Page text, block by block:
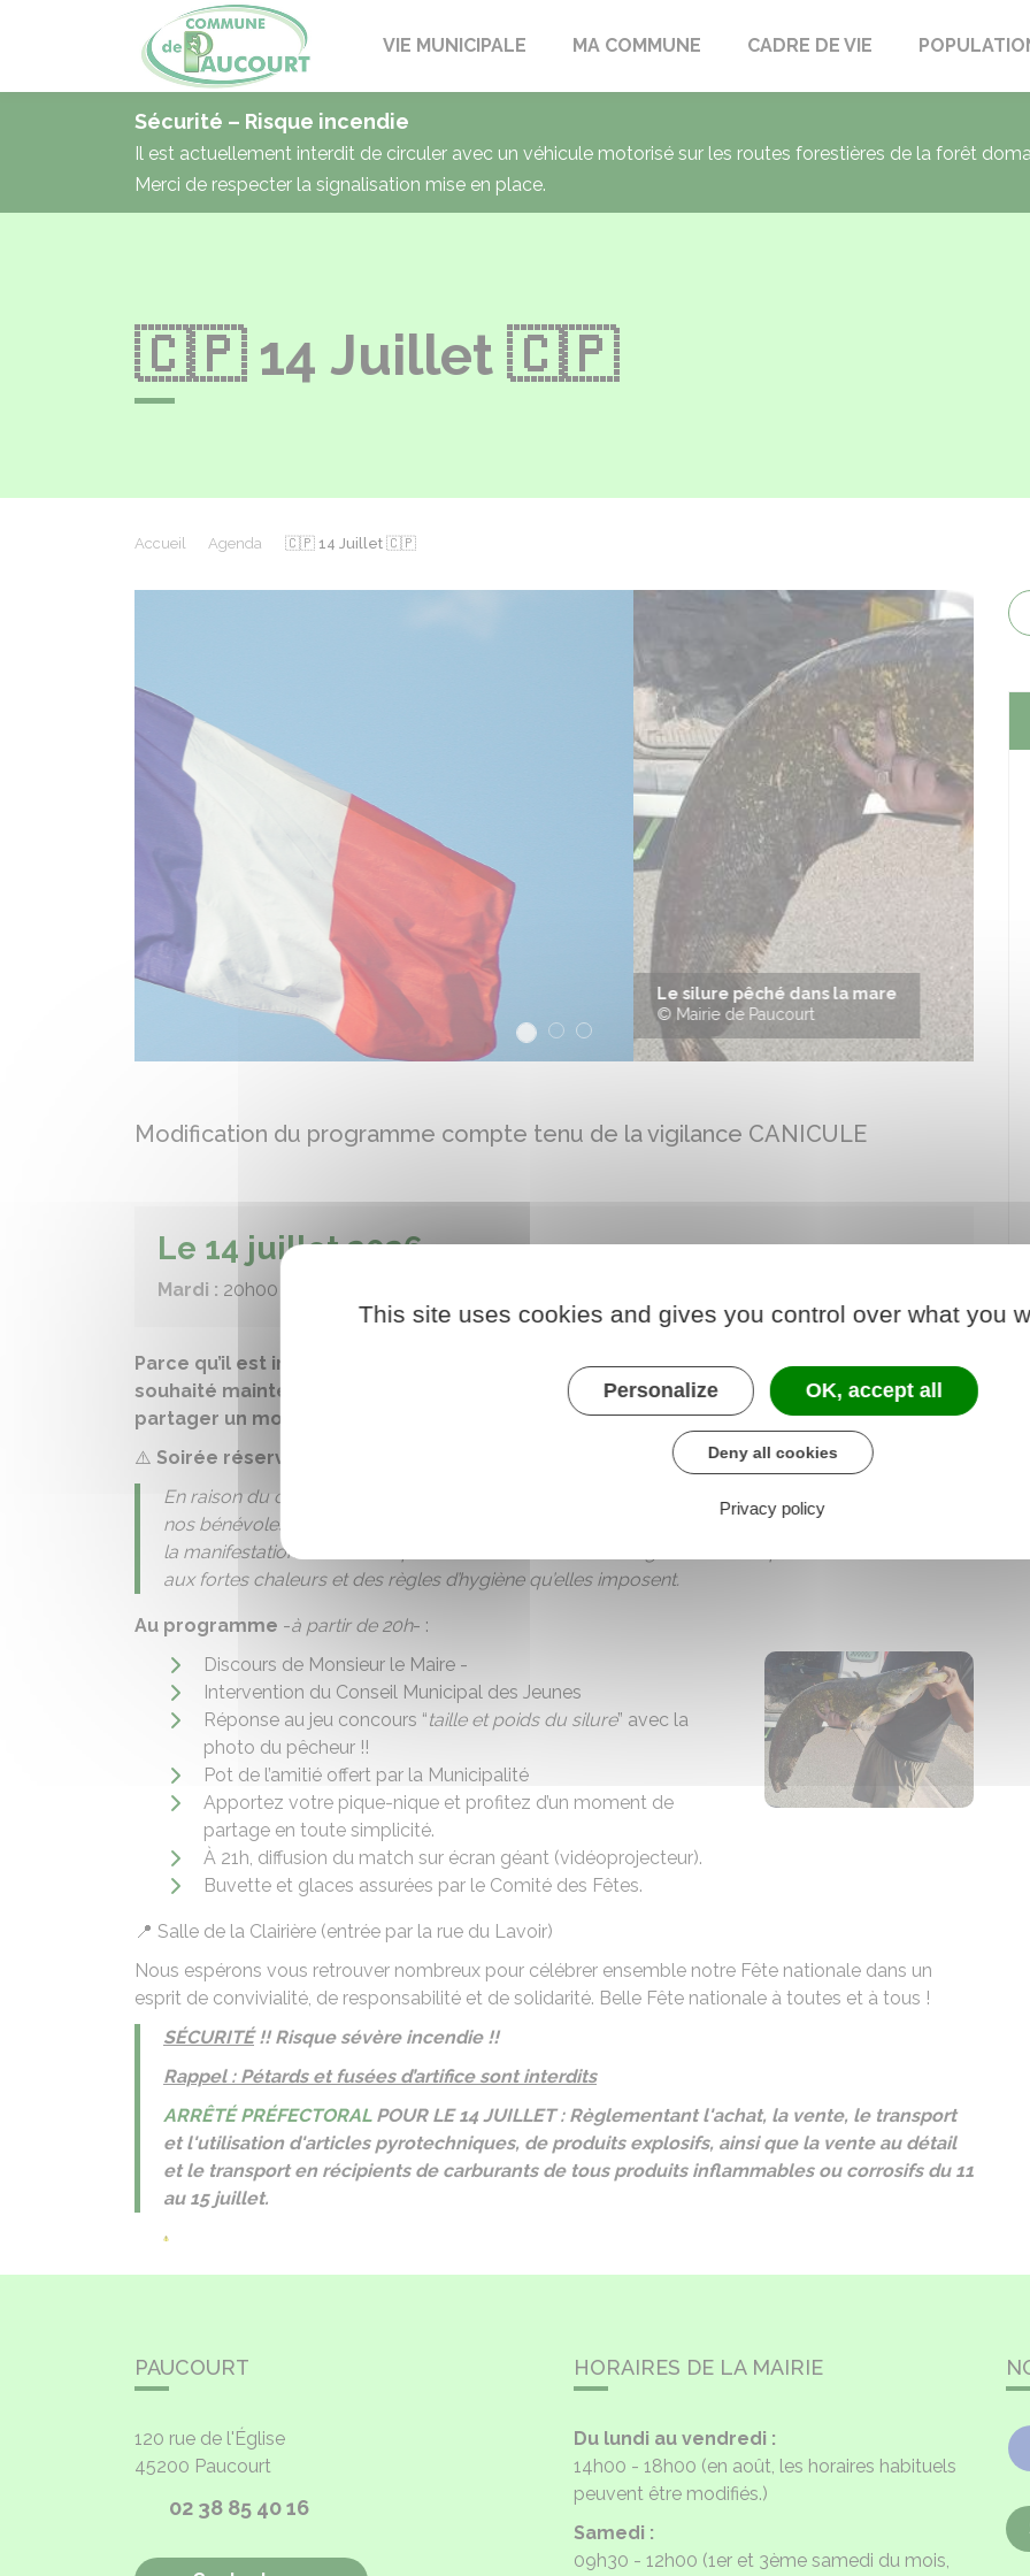
PaucourtVIE MUNICIPALE MA COMMUNE CADRE DE VIE
Sécurité – Risque incendie
Il est actuellement interdit de circuler avec un véhicule motorisé sur les routes forestières de la forêt
Merci de respecter la signalisation mise en place.
🇨🇵 14 Juillet 🇨🇵
Accueil Agenda 🇨🇵 14 Juillet 🇨🇵
Le silure pêché dans la mare
© Mairie de Paucourt
Précédent
Modification du programme compte tenu de la vigilance CANICULE
Le 14 juillet 2026
Mardi : 20h00 - 23h00
Parce qu’il est important de conserver ce moment de rassemblement, la Municipalité a
souhaité maintenir le rendez-vous républicain et sera heureuse de vous accueillir pour
partager un moment convivial entre habitants.
⚠️ Soirée réservée aux Paucourtois et leur famille uniquement.
En raison du contexte actuel et afin de préserver la sécurité de tous, et en particulier celle de
nos bénévoles, le Comité des Fêtes en concertation avec M. le Maire, a pris la décision d’annuler
la manifestation initialement prévue. Cette décision tient également compte des contraintes liées
aux fortes chaleurs et des règles d’hygiène qu’elles imposent.
Au programme -à partir de 20h- :
Discours de Monsieur le Maire -
Intervention du Conseil Municipal des Jeunes
Réponse au jeu concours “taille et poids du silure” avec la
photo du pêcheur !!
Pot de l’amitié offert par la Municipalité
Apportez votre pique-nique et profitez d’un moment de
partage en toute simplicité.
À 21h, diffusion du match sur écran géant (vidéoprojecteur).
Buvette et glaces assurées par le Comité des Fêtes.
📍 Salle de la Clairière (entrée par la rue du Lavoir)
Nous espérons vous retrouver nombreux pour célébrer ensemble notre Fête nationale dans un
esprit de convivialité, de responsabilité et de solidarité. Belle Fête nationale à toutes et à tous !
SÉCURITÉ!! Risque sévère incendie !!
Rappel : Pétards et fusées d’artifice sont interdits
ARRÊTÉ PRÉFECTORALPOUR LE 14 JUILLET : Règlementant l'achat, la vente, le transport
et l'utilisation d'articles pyrotechniques, de produits explosifs, ainsi que la vente au détail
et le transport en récipients de carburants de tous produits inflammables ou corrosifs du 11
au 15 juillet.
PAUCOURT
120 rue de l'Église
45200 Paucourt
02 38 85 40 16
HORAIRES DE LA MAIRIE
Du lundi au vendredi :
14h00 - 18h00 (en août, les horaires habituels
peuvent être modifiés.)
Samedi :
09h30 - 12h00 (1er et 3ème samedi du mois,
This site uses cookies and gives you control over what you
Personalize OK, accept all
Deny all cookies
Privacy policy